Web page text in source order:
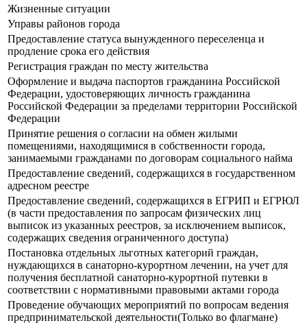
Жизненные ситуации
Управы районов города
Предоставление статуса вынужденного переселенца и
продление срока его действия
Регистрация граждан по месту жительства
Оформление и выдача паспортов гражданина Российской
Федерации, удостоверяющих личность гражданина
Российской Федерации за пределами территории Российской
Федерации
Принятие решения о согласии на обмен жилыми
помещениями, находящимися в собственности города,
занимаемыми гражданами по договорам социального найма
Предоставление сведений, содержащихся в государственном
адресном реестре
Предоставление сведений, содержащихся в ЕГРИП и ЕГРЮЛ
(в части предоставления по запросам физических лиц
выписок из указанных реестров, за исключением выписок,
содержащих сведения ограниченного доступа)
Постановка отдельных льготных категорий граждан,
нуждающихся в санаторно-курортном лечении, на учет для
получения бесплатной санаторно-курортной путевки в
соответствии с нормативными правовыми актами города
Проведение обучающих мероприятий по вопросам ведения
предпринимательской деятельности(Только во флагмане)